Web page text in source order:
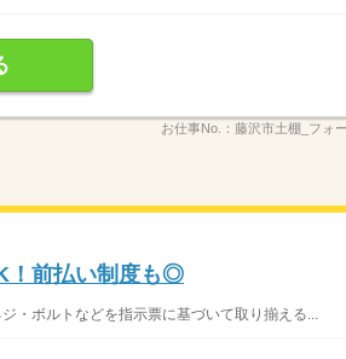
お仕事No.： 藤沢市土棚_フォ
！前払い制度も◎
・ボルトなどを指示票に基づいて取り揃える...